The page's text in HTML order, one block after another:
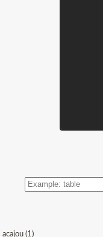
SEARCH
STOCK
acajou (1)